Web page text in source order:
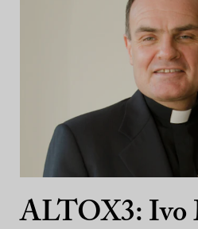
ALTOX3: Ivo